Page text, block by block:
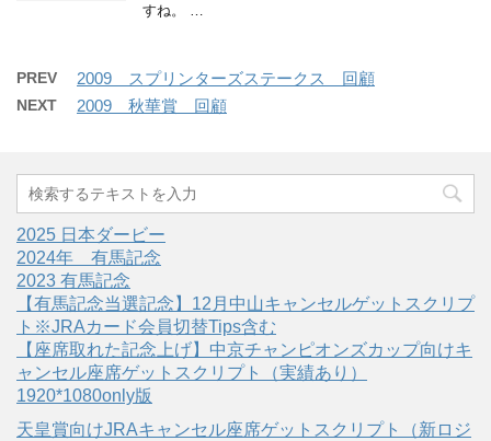
すね。 …
PREV 2009 スプリンターズステークス 回顧
NEXT 2009 秋華賞 回顧
2025 日本ダービー
2024年 有馬記念
2023 有馬記念
【有馬記念当選記念】12月中山キャンセルゲットスクリプ
ト※JRAカード会員切替Tips含む
【座席取れた記念上げ】中京チャンピオンズカップ向けキ
ャンセル座席ゲットスクリプト（実績あり）
1920*1080only版
天皇賞向けJRAキャンセル座席ゲットスクリプト（新ロジ